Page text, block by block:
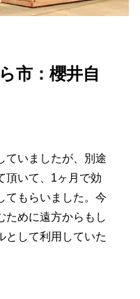
市：櫻井自
ていましたが、別途
頂いて、1ヶ月で効
てもらいました。今
ために遠方からもし
として利用していた